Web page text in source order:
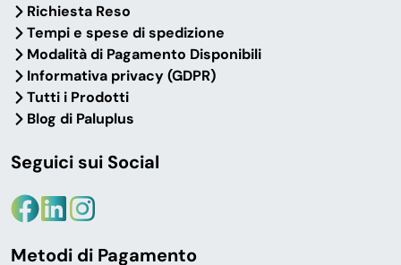
Richiesta Reso
Tempi e spese di spedizione
Modalità di Pagamento Disponibili
Informativa privacy (GDPR)
Tutti i Prodotti
Blog di Paluplus
Seguici sui Social
Metodi di Pagamento